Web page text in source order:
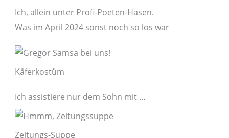
Ich, allein unter Profi-Poeten-Hasen.
Was im April 2024 sonst noch so los war
Käferkostüm
Ich assistiere nur dem Sohn mit …
Zeitungs-Suppe